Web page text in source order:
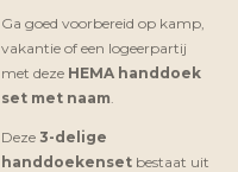
Ga goed voorbereid op kamp,
vakantie of een logeerpartij
met deze HEMA handdoek
set met naam.
Deze 3-delige
handdoekenset bestaat uit